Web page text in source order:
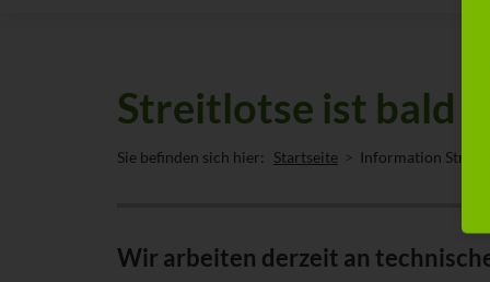
anrufen:Rückrufservice
Streitlotse ist bald
Sie befinden sich hier: Startseite Information
Wir arbeiten derzeit an